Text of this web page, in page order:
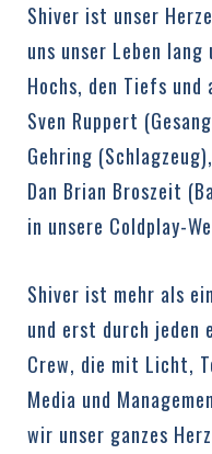
Shiver ist unser
uns unser Leben
Hochs, den Tiefs und
Sven Ruppert
Gehring
Dan Brian Broszeit
in unsere Coldplay-
Shiver ist mehr als
und erst durch
Crew, die mit Licht,
Media und
wir unser ganzes